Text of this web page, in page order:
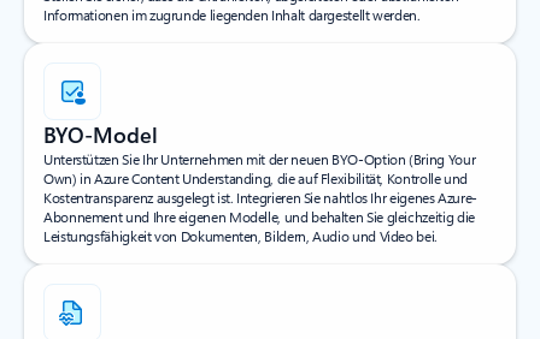
Informationen im zugrunde liegenden Inhalt dargestellt werden.
BYO-Model
Unterstützen Sie Ihr Unternehmen mit der neuen BYO-Option (Bring Your
Own) in Azure Content Understanding, die auf Flexibilität, Kontrolle und
Kostentransparenz ausgelegt ist. Integrieren Sie nahtlos Ihr eigenes Azure-
Abonnement und Ihre eigenen Modelle, und behalten Sie gleichzeitig die
Leistungsfähigkeit von Dokumenten, Bildern, Audio und Video bei.